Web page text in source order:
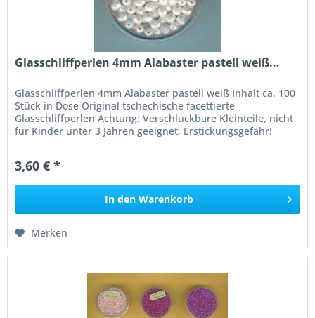
Glasschliffperlen 4mm Alabaster pastell weiß...
Glasschliffperlen 4mm Alabaster pastell weiß Inhalt ca. 100
Stück in Dose Original tschechische facettierte
Glasschliffperlen Achtung: Verschluckbare Kleinteile, nicht
für Kinder unter 3 Jahren geeignet, Erstickungsgefahr!
3,60 € *
In den Warenkorb
Merken